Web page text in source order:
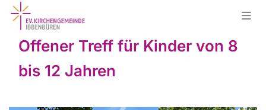
Offener Treff für Kinder von 8
bis 12 Jahren